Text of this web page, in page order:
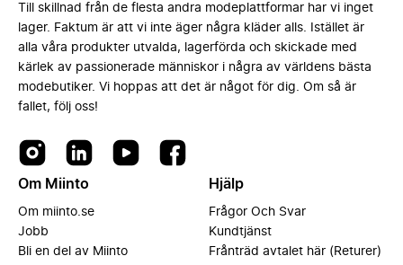
Till skillnad från de flesta andra modeplattformar har vi inget
lager. Faktum är att vi inte äger några kläder alls. Istället är
alla våra produkter utvalda, lagerförda och skickade med
kärlek av passionerade människor i några av världens bästa
modebutiker. Vi hoppas att det är något för dig. Om så är
fallet, följ oss!
Om Miinto
Om miinto.se
Jobb
Bli en del av Miinto
Hjälp
Frågor Och Svar
Kundtjänst
Frånträd avtalet här (Returer)